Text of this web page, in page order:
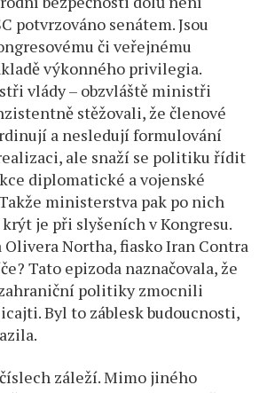
potvrzováno senátem. Jsou
či veřejnému
výkonného privilegia.
vlády – obzvláště ministři
stěžovali, že členové
a nesledují formulování
ale snaží se politiku řídit
diplomatické a vojenské
ministerstva pak po nich
je při slyšeních v Kongresu.
Olivera Northa, fiasko Iran Contra
Tato epizoda naznačovala, že
politiky zmocnili
Byl to záblesk budoucnosti,
záleží. Mimo jiného